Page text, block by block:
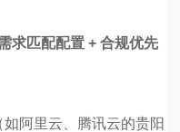
求匹配配置 + 合规优先
阿里云、腾讯云的贵阳